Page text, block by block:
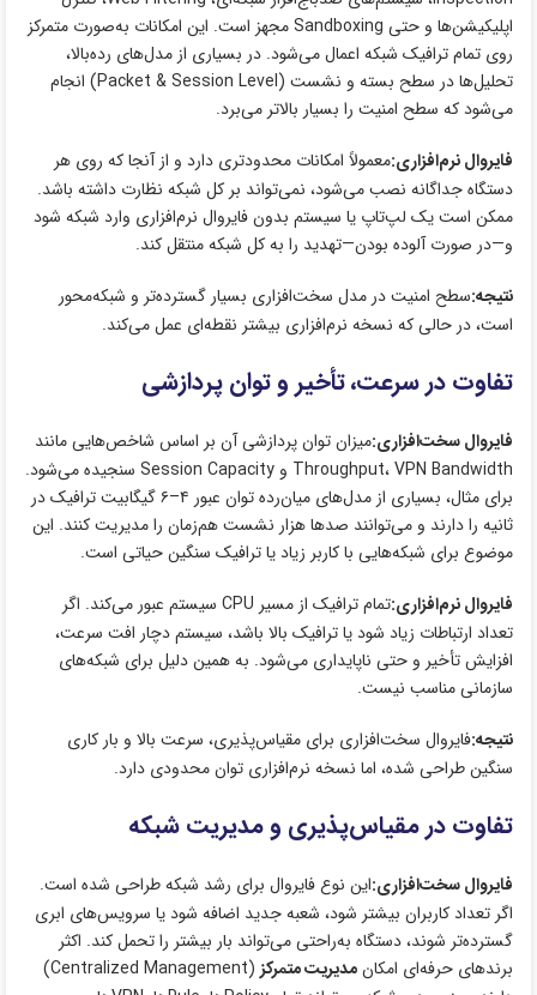
اپلیکیشن‌ها و حتی Sandboxing مجهز است. این امکانات به‌صورت متمرکز
روی تمام ترافیک شبکه اعمال می‌شود. در بسیاری از مدل‌های رده‌بالا،
تحلیل‌ها در سطح بسته و نشست (Packet & Session Level) انجام
می‌شود که سطح امنیت را بسیار بالاتر می‌برد.
فایروال نرم‌افزاری:معمولاً امکانات محدودتری دارد و از آنجا که روی هر
دستگاه جداگانه نصب می‌شود، نمی‌تواند بر کل شبکه نظارت داشته باشد.
ممکن است یک لپ‌تاپ یا سیستم بدون فایروال نرم‌افزاری وارد شبکه شود
و—در صورت آلوده بودن—تهدید را به کل شبکه منتقل کند.
نتیجه:سطح امنیت در مدل سخت‌افزاری بسیار گسترده‌تر و شبکه‌محور
است، در حالی که نسخه نرم‌افزاری بیشتر نقطه‌ای عمل می‌کند.
تفاوت در سرعت، تأخیر و توان پردازشی
فایروال سخت‌افزاری:میزان توان پردازشی آن بر اساس شاخص‌هایی مانند
Throughput، VPN Bandwidth و Session Capacity سنجیده می‌شود.
برای مثال، بسیاری از مدل‌های میان‌رده توان عبور ۴–۶ گیگابیت ترافیک در
ثانیه را دارند و می‌توانند صدها هزار نشست هم‌زمان را مدیریت کنند. این
موضوع برای شبکه‌هایی با کاربر زیاد یا ترافیک سنگین حیاتی است.
فایروال نرم‌افزاری:
تمام ترافیک از مسیر CPU سیستم عبور می‌کند. اگر
تعداد ارتباطات زیاد شود یا ترافیک بالا باشد، سیستم دچار افت سرعت،
افزایش تأخیر و حتی ناپایداری می‌شود. به همین دلیل برای شبکه‌های
سازمانی مناسب نیست.
نتیجه:فایروال سخت‌افزاری برای مقیاس‌پذیری، سرعت بالا و بار کاری
سنگین طراحی شده، اما نسخه نرم‌افزاری توان محدودی دارد.
تفاوت در مقیاس‌پذیری و مدیریت شبکه
فایروال سخت‌افزاری:این نوع فایروال برای رشد شبکه طراحی شده است.
اگر تعداد کاربران بیشتر شود، شعبه جدید اضافه شود یا سرویس‌های ابری
گسترده‌تر شوند، دستگاه به‌راحتی می‌تواند بار بیشتر را تحمل کند. اکثر
برندهای حرفه‌ای امکانمدیریت متمرکز
(Centralized Management)